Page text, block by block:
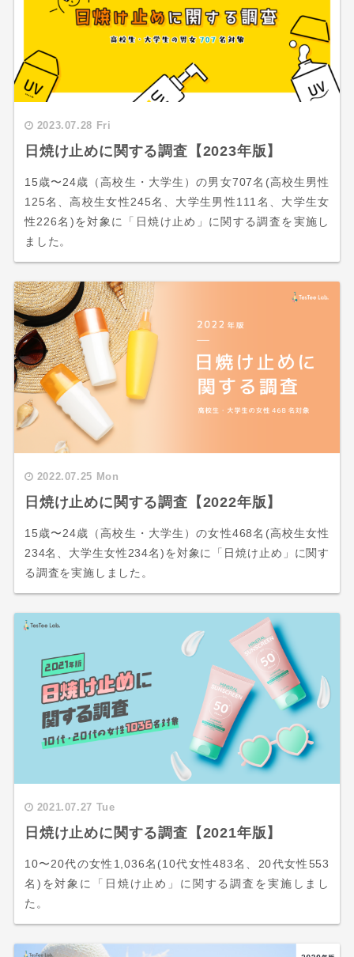
2023.07.28 Fri
日焼け止めに関する調査【2023年版】
15歳〜24歳（高校生・大学生）の男女707名(高校生男性
125名、高校生女性245名、大学生男性111名、大学生女
性226名)を対象に「日焼け止め」に関する調査を実施し
ました。
2022.07.25 Mon
日焼け止めに関する調査【2022年版】
15歳〜24歳（高校生・大学生）の女性468名(高校生女性
234名、大学生女性234名)を対象に「日焼け止め」に関す
る調査を実施しました。
2021.07.27 Tue
日焼け止めに関する調査【2021年版】
10〜20代の女性1,036名(10代女性483名、20代女性553
名)を対象に「日焼け止め」に関する調査を実施しまし
た。